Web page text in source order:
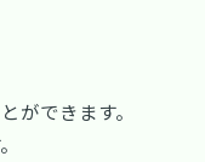
ができます。